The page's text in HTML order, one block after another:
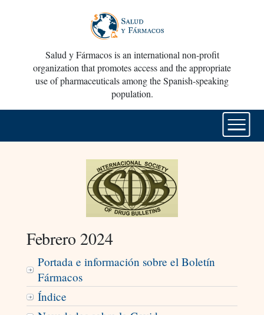
Salud y Fármacos is an international non-profit
organization that promotes access and the appropriate
use of pharmaceuticals among the Spanish-speaking
population.
Febrero 2024
Portada e información sobre el Boletín
Fármacos
Índice